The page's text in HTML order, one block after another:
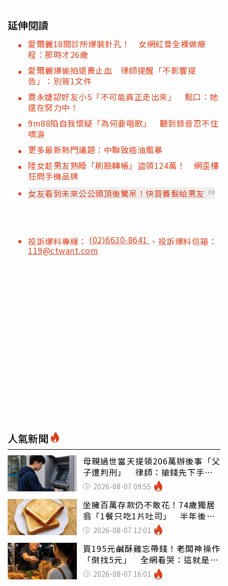
延伸閱讀
愛爾麗18間診所爆裝針孔！ 女網紅曾全裸做療
程：那時才26歲
愛爾麗爆偷拍退費止血 律師提醒「不影響提
告」：別簽1文件
賈永婕認好友小S「不可能真正走出來」 鬆口：她
還在努力中！
9m88陷自我懷疑「為何要唱歌」 聽到錄音忍不住
噴淚
更多最新熱門議題：中聯致癌油風暴
陸女趁男友熟睡「刷臉轉帳」盜領124萬！ 網歪樓
狂問手機品牌
女友看到未來公公頭頂後驚呆！快買養髮給男友
PR
投訴爆料專線： (02)6630-8641 、投訴爆料信箱：
119@ctwant.com
人氣新聞
母親過世當天提領206萬辦後事「父
子遭判刑」 律師：搶錢先下手是
罪 2026-08-07 09:55
坐擁百萬存款仍不敢花！74歲獨居
翁「1餐只吃1片吐司」 半年後暴
瘦嚇壞女兒
2026-08-07 12:01
買195元鹹酥雞忘帶錢！老闆神操作
「倒找5元」 全網看哭：這就是台
灣 2026-08-07 16:01